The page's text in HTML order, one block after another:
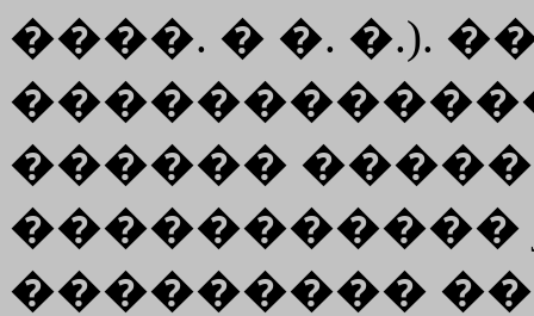
����. � �. �.).
������
�����������
���������